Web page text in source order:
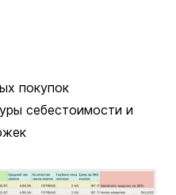
покупок
себестоимости и